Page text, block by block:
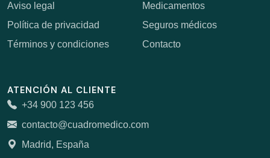
Aviso legal
Política de privacidad
Términos y condiciones
Medicamentos
Seguros médicos
Contacto
ATENCIÓN AL CLIENTE
+34 900 123 456
contacto@cuadromedico.com
Madrid, España